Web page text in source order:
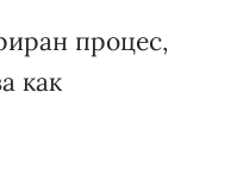
процес,
как